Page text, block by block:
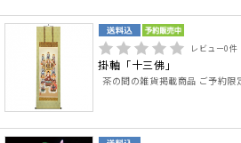
レビュー0件
掛軸「十三佛」
茶の間の雑貨掲載商品 ご予約限